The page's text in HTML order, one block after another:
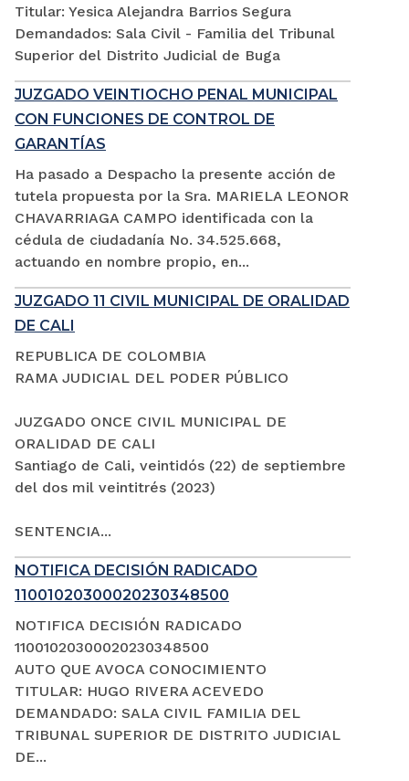
Titular: Yesica Alejandra Barrios Segura
Demandados: Sala Civil - Familia del Tribunal
Superior del Distrito Judicial de Buga
JUZGADO VEINTIOCHO PENAL MUNICIPAL
CON FUNCIONES DE CONTROL DE
GARANTÍAS
Ha pasado a Despacho la presente acción de
tutela propuesta por la Sra. MARIELA LEONOR
CHAVARRIAGA CAMPO identificada con la
cédula de ciudadanía No. 34.525.668,
actuando en nombre propio, en...
JUZGADO 11 CIVIL MUNICIPAL DE ORALIDAD
DE CALI
REPUBLICA DE COLOMBIA
RAMA JUDICIAL DEL PODER PÚBLICO
JUZGADO ONCE CIVIL MUNICIPAL DE
ORALIDAD DE CALI
Santiago de Cali, veintidós (22) de septiembre
del dos mil veintitrés (2023)
SENTENCIA...
NOTIFICA DECISIÓN RADICADO
11001020300020230348500
NOTIFICA DECISIÓN RADICADO
11001020300020230348500
AUTO QUE AVOCA CONOCIMIENTO
TITULAR: HUGO RIVERA ACEVEDO
DEMANDADO: SALA CIVIL FAMILIA DEL
TRIBUNAL SUPERIOR DE DISTRITO JUDICIAL
DE...